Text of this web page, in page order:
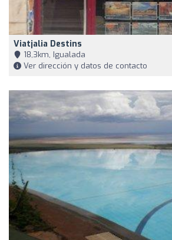
Viatjalia Destins
18,3km, Igualada
Ver dirección y datos de contacto